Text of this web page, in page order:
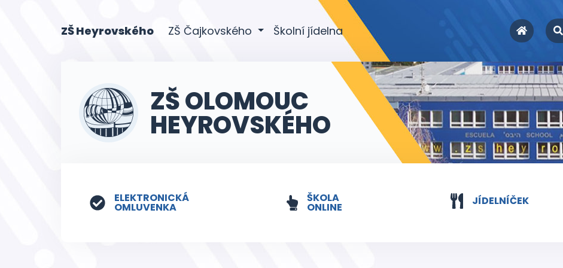
ZŠ Heyrovského(current)
ZŠ Čajkovského Školní jídelna
ZŠ OLOMOUC
HEYROVSKÉHO
ELEKTRONICKÁ
OMLUVENKA
ŠKOLA
ONLINE JÍDELNÍČEK